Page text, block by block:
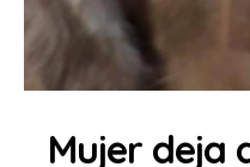
Mujer deja